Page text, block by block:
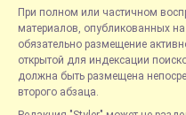
При полном или частичном
материалов, опубликованных
обязательно размещение
открытой для индексации
должна быть размещена
второго абзаца.